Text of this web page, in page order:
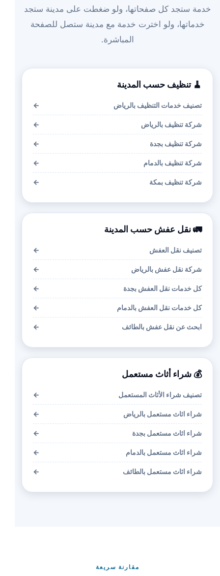
خدمة ستجد كل صفحاتها، ولو ضغطت على مدينة ستجد
خدماتها، ولو اخترت خدمة مع مدينة ستصل للصفحة
المباشرة.
🧹 تنظيف حسب المدينة
تصنيف خدمات التنظيف بالرياض ←
شركة تنظيف بالرياض ←
شركة تنظيف بجدة ←
شركة تنظيف بالدمام ←
شركة تنظيف بمكة ←
🚛 نقل عفش حسب المدينة
تصنيف نقل العفش ←
شركة نقل عفش بالرياض ←
كل خدمات نقل العفش بجدة ←
كل خدمات نقل العفش بالدمام ←
ابحث عن نقل عفش بالطائف ←
💰 شراء أثاث مستعمل
تصنيف شراء الأثاث المستعمل ←
شراء اثاث مستعمل بالرياض ←
شراء اثاث مستعمل بجدة ←
شراء اثاث مستعمل بالدمام ←
شراء اثاث مستعمل بالطائف ←
مقارنة سريعة